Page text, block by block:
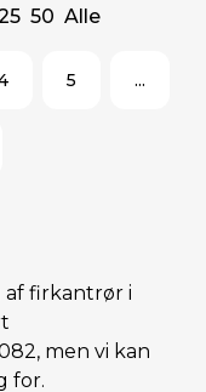
50 Alle
5 ...
af firkantrør i
men vi kan
for.